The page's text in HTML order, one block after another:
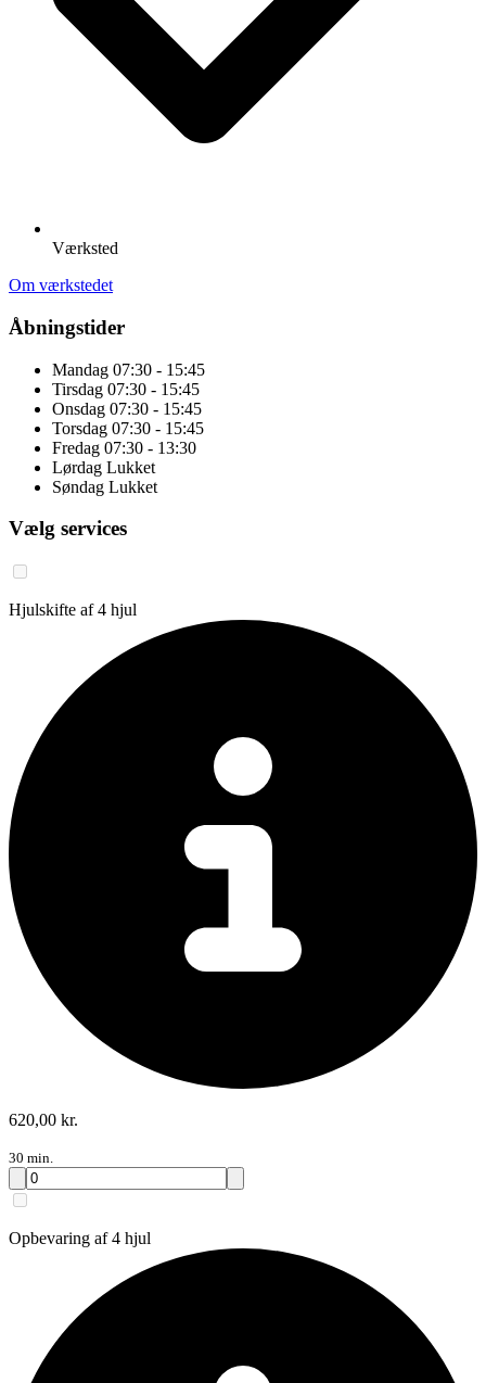
Værksted
Om værkstedet
Åbningstider
Mandag 07:30 - 15:45
Tirsdag 07:30 - 15:45
Onsdag 07:30 - 15:45
Torsdag 07:30 - 15:45
Fredag 07:30 - 13:30
Lørdag Lukket
Søndag Lukket
Vælg services
Hjulskifte af 4 hjul
620,00 kr.
30 min.
Opbevaring af 4 hjul